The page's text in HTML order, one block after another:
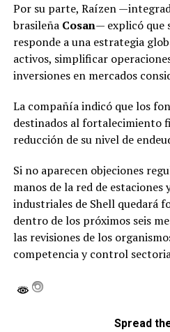
Por su parte, Raízen
brasileña Cosan— explicó que
responde a una estrategia
activos, simplificar
inversiones en mercados
La compañía indicó que los
destinados al fortalecimiento
reducción de su nivel de
Si no aparecen objeciones
manos de la red de estaciones
industriales de Shell quedará
dentro de los próximos seis
las revisiones de los
competencia y control
Spread